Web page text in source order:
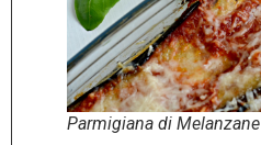
Parmigiana di Melanzane